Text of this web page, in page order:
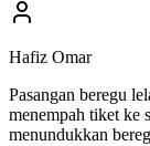
Hafiz Omar
Pasangan beregu
menempah tiket ke
menundukkan